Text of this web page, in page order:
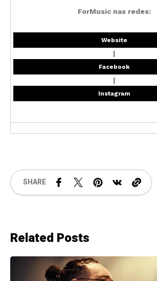
ForMusic nas redes:
Website
|
Facebook
|
Instagram
SHARE
Related Posts